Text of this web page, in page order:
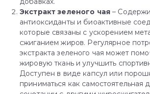
Экстракт зеленого чая–
антиоксиданты и биоактивные
которые связаны с ускорением
сжиганием жиров. Регулярное
экстракта зеленого чая может
жировую ткань и улучшить
Доступен в виде капсул или
приниматься как самостоятельная